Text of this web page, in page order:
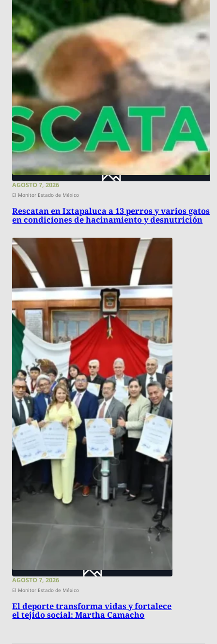
AGOSTO 7, 2026
El Monitor Estado de México
Rescatan en Ixtapaluca a 13 perros y varios gatos
en condiciones de hacinamiento y desnutrición
AGOSTO 7, 2026
El Monitor Estado de México
El deporte transforma vidas y fortalece
el tejido social: Martha Camacho